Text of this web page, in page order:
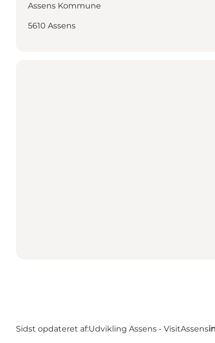
Assens Kommune
5610 Assens
Sidst opdateret af:Udvikling Assens - VisitAssens